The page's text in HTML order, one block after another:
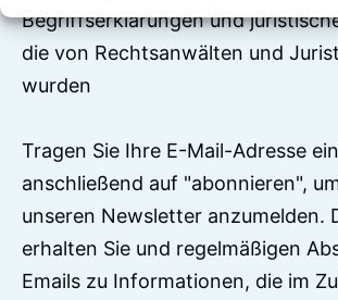
Begriffserklärungen und
die von Rechtsanwälten und
wurden
Tragen Sie Ihre E-Mail-Adresse
anschließend auf "abonnieren",
unseren Newsletter anzumelden.
erhalten Sie und regelmäßigen
Emails zu Informationen, die im